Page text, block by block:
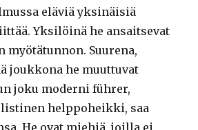
eläviä yksinäisiä
Yksilöinä he ansaitsevat
myötätunnon. Suurena,
joukkona he muuttuvat
joku moderni führer,
helppoheikki, saa
He ovat miehiä, joilla ei